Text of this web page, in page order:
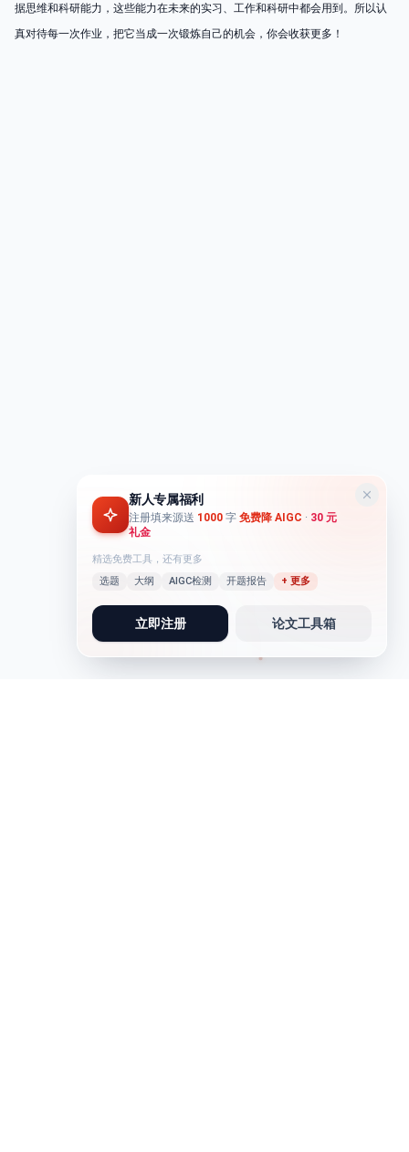
据思维和科研能力，这些能力在未来的实习、工作和科研中都会用到。所以认
真对待每一次作业，把它当成一次锻炼自己的机会，你会收获更多！
新人专属福利
注册填来源送 1000 字 免费降 AIGC · 30 元
礼金
精选免费工具，还有更多
选题
大纲 AIGC检测 开题报告 + 更多
立即注册 论文工具箱